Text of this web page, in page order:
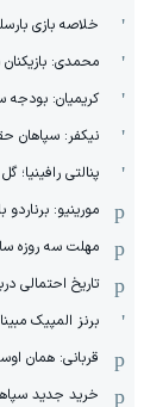
خلاصه بازی بارسلونا 1 - ناتینگهام
محمدی:
کریمیان: بودجه
نیکفر: سپاهان
پنالتی رافینیا؛
مورینیو:
مهلت سه روزه
تاریخ
برنز المپیک
قربانی: همان
خرید جدید